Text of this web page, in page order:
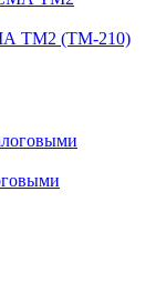
ТМ2 (ТМ-210)